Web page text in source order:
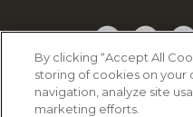
Facebook
Politique
Politique
By clicking “Accept All
storing of cookies on your
navigation, analyze site
marketing efforts.